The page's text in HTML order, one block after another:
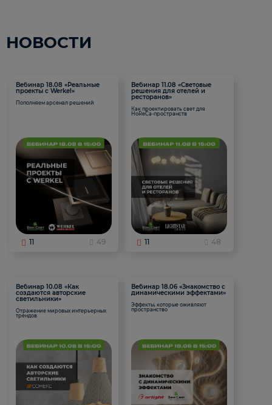
НОВОСТИ
Вебинар 18.08 «Реальные
проекты с Werkel»
Пополняем арсенал решений
11 49
Вебинар 11.08 «Световые
решения для отелей и
ресторанов»
Как проектировать свет для
HoReCa-пространств
11 48
Вебинар 10.08 «Как
создаются авторские
светильники»
Отражение мировых интерьерных
трендов
Вебинар 18.06 «Знакомство с
динамическими эффектами»
Эффекты, которые оживляют
пространство